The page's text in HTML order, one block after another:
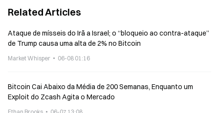
Related Articles
Ataque de mísseis do Irã a Israel; o “bloqueio ao contra-ataque”
de Trump causa uma alta de 2% no Bitcoin
Market Whisper 06-08 01:16
Bitcoin Cai Abaixo da Média de 200 Semanas, Enquanto um
Exploit do Zcash Agita o Mercado